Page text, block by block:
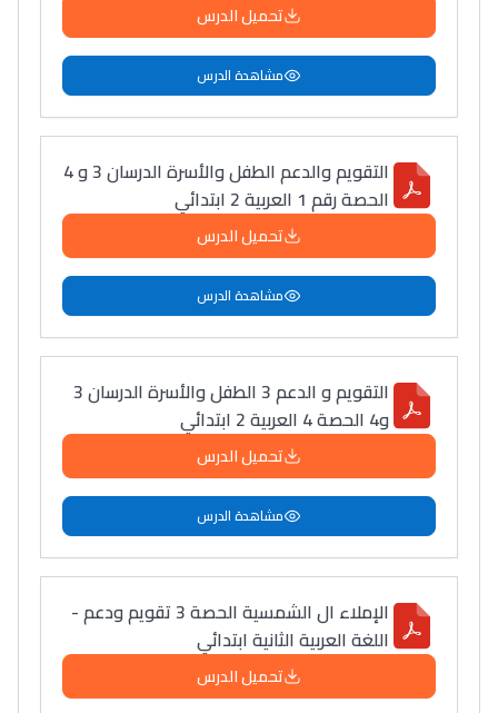
دليل المهن
ما يزيد عن 149 مهنة
دليل التوجيه
التوجيه بالثانوي و الإعدادي
باش تقدر تساعد الناس
يلقاو التوازن من الدّاخل
ومن الخارج، بشرى
أمسكين بنات مسارها
خطوة بخطوة - مترجم
القراية و الخدمة فمجال
تقويم البصر مع المختصّة
مريم الزواكي
تحميل الدرس
مشاهدة الدرس
التقويم والدعم الطفل والأسرة الدرسان 3 و 4
الحصة رقم 1 العربية 2 ابتدائي
تحميل الدرس
مشاهدة الدرس
التقويم و الدعم 3 الطفل والأسرة الدرسان 3
و4 الحصة 4 العربية 2 ابتدائي
تحميل الدرس
مشاهدة الدرس
الإملاء ال الشمسية الحصة 3 تقويم ودعم -
اللغة العربية الثانية ابتدائي
تحميل الدرس